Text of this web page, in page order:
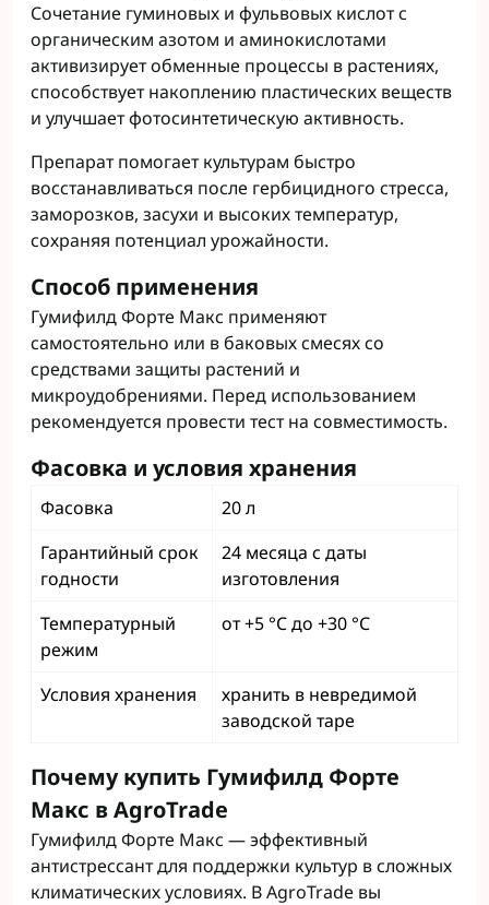
Сочетание гуминовых и фульвовых кислот с
органическим азотом и аминокислотами
активизирует обменные процессы в растениях,
способствует накоплению пластических веществ
и улучшает фотосинтетическую активность.
Препарат помогает культурам быстро
восстанавливаться после гербицидного стресса,
заморозков, засухи и высоких температур,
сохраняя потенциал урожайности.
Способ применения
Гумифилд Форте Макс применяют
самостоятельно или в баковых смесях со
средствами защиты растений и
микроудобрениями. Перед использованием
рекомендуется провести тест на совместимость.
Фасовка и условия хранения
Фасовка
20 л
Гарантийный срок
годности
24 месяца с даты
изготовления
Температурный
режим
от +5 °C до +30 °C
Условия хранения
хранить в невредимой
заводской таре
Почему купить Гумифилд Форте
Макс в AgroTrade
Гумифилд Форте Макс — эффективный
антистрессант для поддержки культур в сложных
климатических условиях. В AgroTrade вы